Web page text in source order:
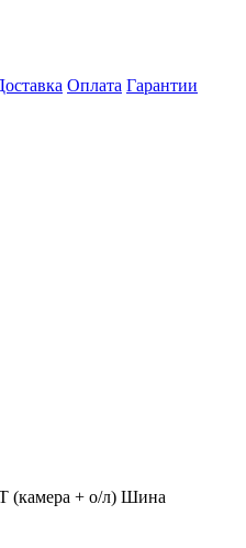
Оплата Гарантии
(камера + о/л) Шина